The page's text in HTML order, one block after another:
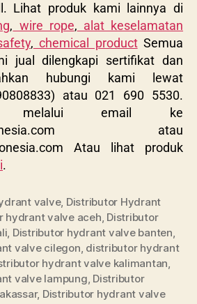
produk kami lainnya di
, wire rope, alat keselamatan
, chemical productSemua
jual dilengkapi sertifikat dan
hubungi kami lewat
atau 021 690 5530.
melalui email ke
atau
Atau lihat produk
.
valve, Distributor Hydrant
hydrant valve aceh, Distributor
, Distributor hydrant valve banten,
valve cilegon, distributor hydrant
hydrant valve kalimantan,
valve lampung, Distributor
, Distributor hydrant valve